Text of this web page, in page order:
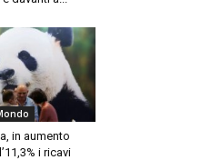
in aumento
i ricavi